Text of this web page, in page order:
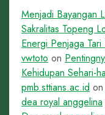
Menjadi Bayangan
Sakralitas Topeng
Energi Penjaga
vwtoto on
Kehidupan Sehari-
pmb.sttians.ac.id on
dea royal anggelina